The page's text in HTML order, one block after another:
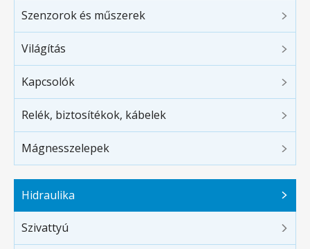
Szenzorok és műszerek
Világítás
Kapcsolók
Relék, biztosítékok, kábelek
Mágnesszelepek
Hidraulika
Szivattyú